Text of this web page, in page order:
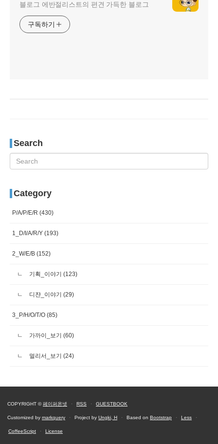
블로그 에반절리스트의 편견 가득한 블로그
구독하기
Search
Category
P/A/P/E/R (430)
1_D/I/A/R/Y (193)
2_W/E/B (152)
기획_이야기 (123)
디쟌_이야기 (29)
3_P/H/O/T/O (85)
가까이_보기 (60)
멀리서_보기 (24)
COPYRIGHT ©페이퍼온넷 · RSS · GUESTBOOK
Customized by markquery · Project by Ungki, H · Based on Bootstrap · Less ·
CoffeeScript · License